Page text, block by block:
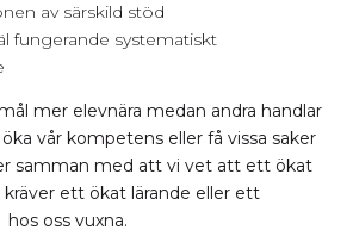
av särskild stöd
fungerande systematiskt
mer elevnära medan andra handlar
vår kompetens eller få vissa saker
samman med att vi vet att ett ökat
kräver ett ökat lärande eller ett
oss vuxna.